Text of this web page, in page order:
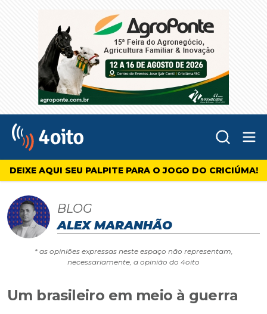
4oito
DEIXE AQUI SEU PALPITE PARA O JOGO DO CRICIÚMA!
BLOG
ALEX MARANHÃO
* as opiniões expressas neste espaço não representam,
necessariamente, a opinião do 4oito
Um brasileiro em meio à guerra